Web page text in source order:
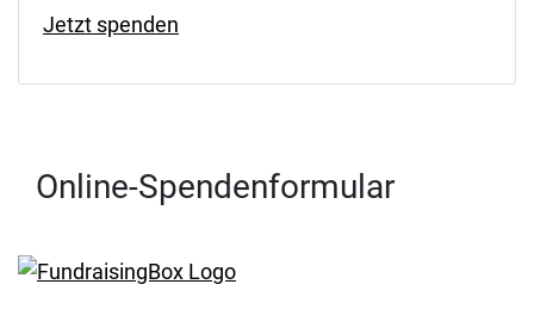
Jetzt spenden
Online-Spendenformular